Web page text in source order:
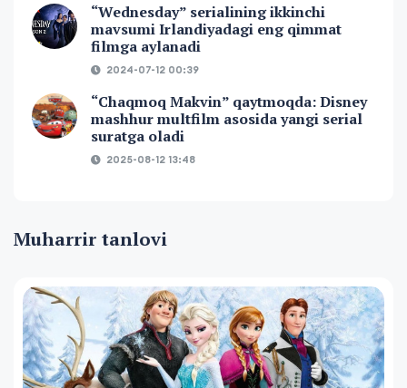
“Wednesday” serialining ikkinchi
mavsumi Irlandiyadagi eng qimmat
filmga aylanadi
2024-07-12 00:39
“Chaqmoq Makvin” qaytmoqda: Disney
mashhur multfilm asosida yangi serial
suratga oladi
2025-08-12 13:48
Muharrir tanlovi